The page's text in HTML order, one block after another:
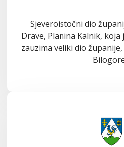
Sjeveroistočni dio
Drave, Planina Kalnik,
zauzima veliki dio